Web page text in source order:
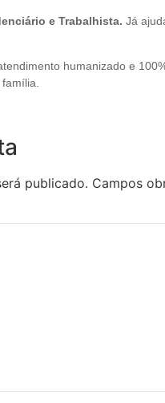
e Trabalhista. Já
humanizado e
publicado. Campos